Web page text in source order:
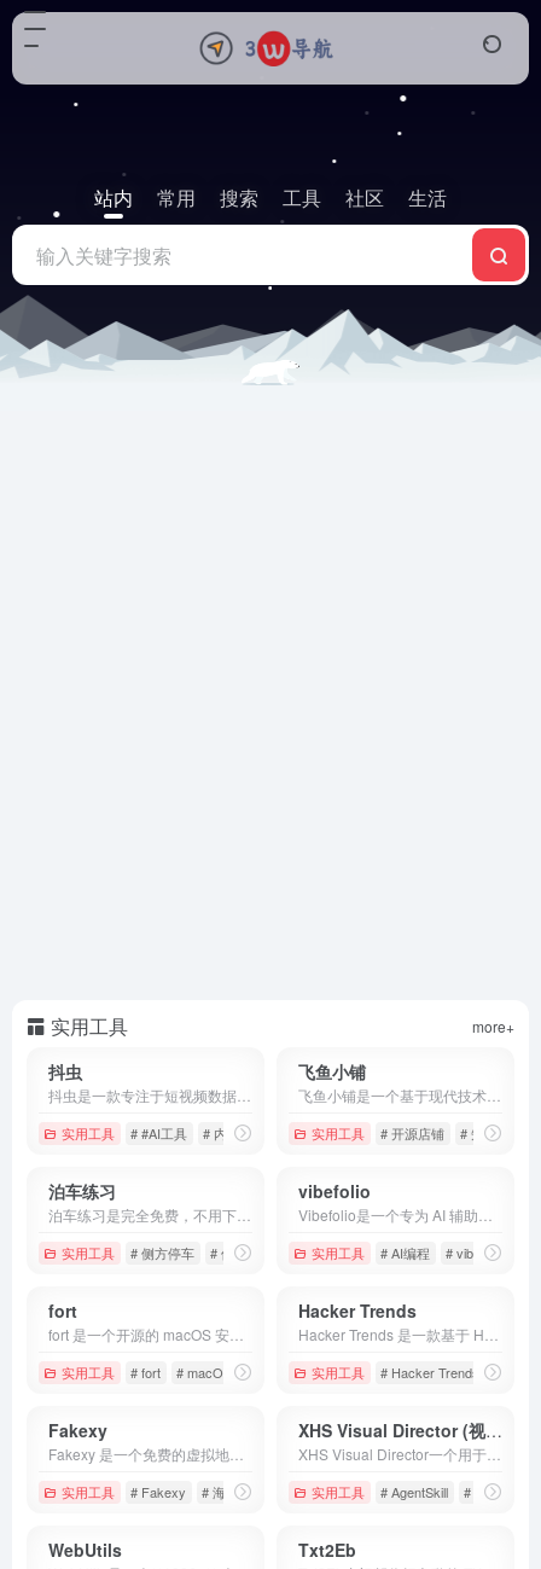
站内 常用 搜索 工具 社区 生活
实用工具 more+
抖虫
实用工具 # #AI工具 # 内容创作 # 抖虫
飞鱼小铺
实用工具 # 开源店铺 # 知识付费
泊车练习
实用工具 # 侧方停车 # 倒车入库 # 停车模拟器
vibefolio
实用工具 # AI编程 # vibefolio
fort
实用工具 # fort # macOS 安全审计 # Mac技巧
Hacker Trends
实用工具 # Hacker Trends #
Fakexy
实用工具 # Fakexy # 海外地址生成器 # 虚拟信用卡测试
XHS Visual Director (视觉导演)
实用工具 # AgentSkill # CodexSkill
WebUtils Txt2Eb